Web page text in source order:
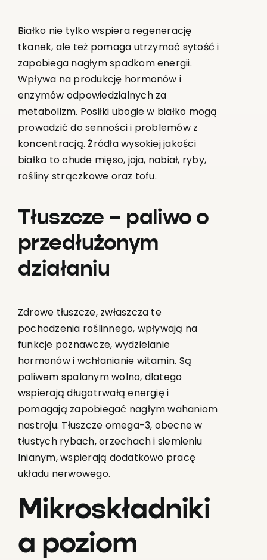
Białko nie tylko wspiera regenerację
tkanek, ale też pomaga utrzymać sytość i
zapobiega nagłym spadkom energii.
Wpływa na produkcję hormonów i
enzymów odpowiedzialnych za
metabolizm. Posiłki ubogie w białko mogą
prowadzić do senności i problemów z
koncentracją. Źródła wysokiej jakości
białka to chude mięso, jaja, nabiał, ryby,
rośliny strączkowe oraz tofu.
Tłuszcze – paliwo o
przedłużonym
działaniu
Zdrowe tłuszcze, zwłaszcza te
pochodzenia roślinnego, wpływają na
funkcje poznawcze, wydzielanie
hormonów i wchłanianie witamin. Są
paliwem spalanym wolno, dlatego
wspierają długotrwałą energię i
pomagają zapobiegać nagłym wahaniom
nastroju. Tłuszcze omega-3, obecne w
tłustych rybach, orzechach i siemieniu
lnianym, wspierają dodatkowo pracę
układu nerwowego.
Mikroskładniki
a poziom